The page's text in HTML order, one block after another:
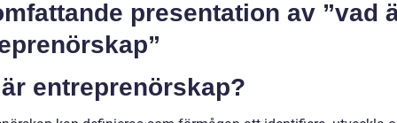
presentation av ”vad
entreprenörskap?